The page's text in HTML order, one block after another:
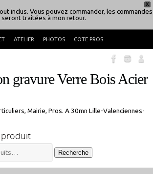
X
inclus. Vous pouvez commander, les commandes
seront traitées à mon retour.
ATELIER PHOTOS COTE PROS
gravure Verre Bois Acier
Mairie, Pros. A 30mn Lille-Valenciennes-
Recherche